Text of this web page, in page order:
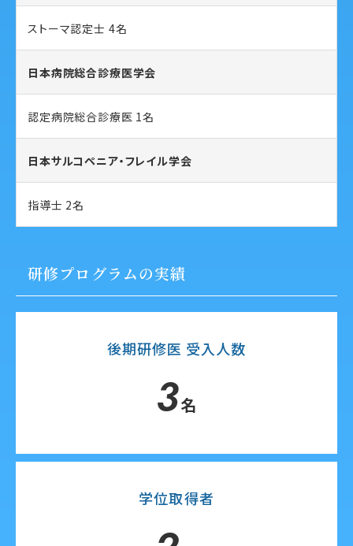
ストーマ認定士 4名
日本病院総合診療医学会
認定病院総合診療医 1名
日本サルコペニア・フレイル学会
指導士 2名
研修プログラムの実績
後期研修医 受入人数
3名
学位取得者